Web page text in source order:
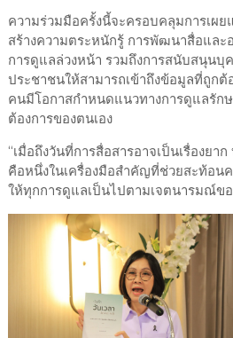
ความร่วมมือครั้งนี้จะครอบคลุมการเผ
สร้างความตระหนักรู้ การพัฒนาสื่อและ
การดูแลล่วงหน้า รวมถึงการสนับสนุนบุ
ประชาชนให้สามารถเข้าถึงข้อมูลที่ถูกต้
คนมีโอกาสกำหนดแนวทางการดูแลรัก
ต้องการของตนเอง
“เมื่อถึงวันที่การสื่อสารอาจเป็นเรื่องยา
คือหนึ่งในเครื่องมือสำคัญที่ช่วยสะท้อน
ให้ทุกการดูแลเป็นไปตามเจตนารมณ์ขอ